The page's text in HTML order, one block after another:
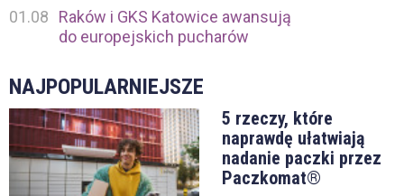
01.08
Raków i GKS Katowice awansują
do europejskich pucharów
NAJPOPULARNIEJSZE
5 rzeczy, które
naprawdę ułatwiają
nadanie paczki przez
Paczkomat®